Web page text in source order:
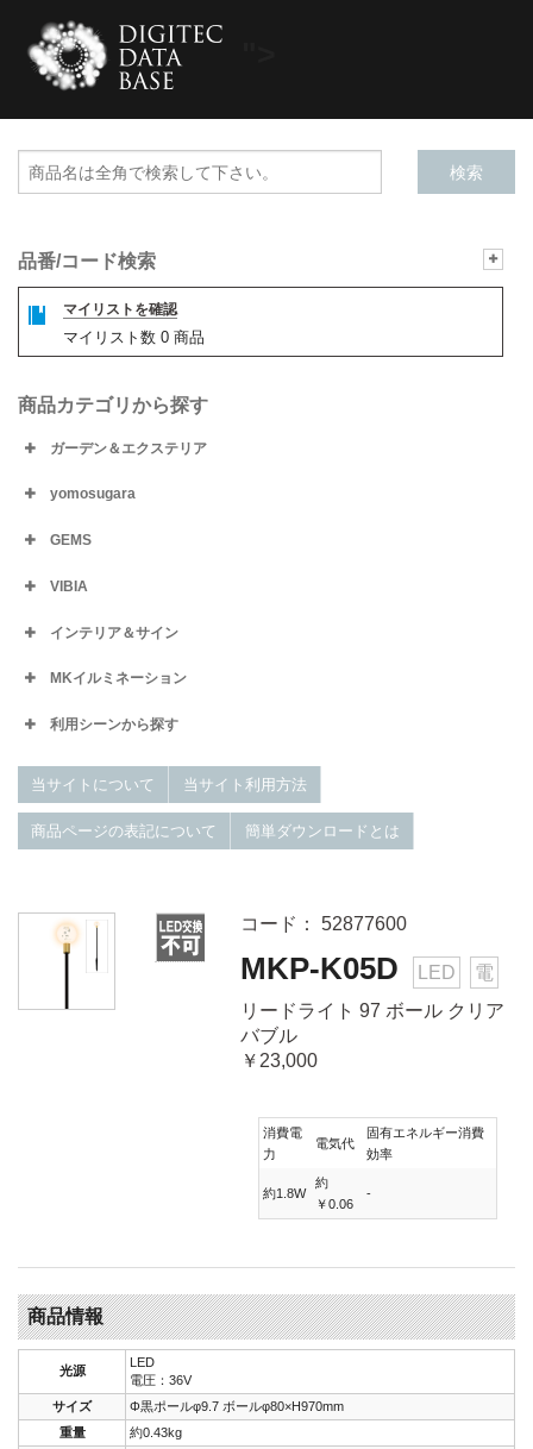
品番/コード検索
マイリストを確認
マイリスト数 0 商品
商品カテゴリから探す
ガーデン＆エクステリア
yomosugara
GEMS
VIBIA
インテリア＆サイン
MKイルミネーション
利用シーンから探す
当サイトについて 当サイト利用方法
商品ページの表記について 簡単ダウンロードとは
コード： 52877600
MKP-K05D LED
電
リードライト 97 ボール クリア
バブル
￥23,000
消費電
力
電気代
固有エネルギー消費
効率
約1.8W
約
￥0.06
-
商品情報
光源
LED
電圧：36V
サイズ
Φ黒ポールφ9.7 ボールφ80×H970mm
重量
約0.43kg